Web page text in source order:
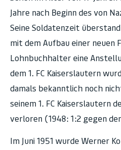
Jahre nach Beginn des von
Seine Soldatenzeit
mit dem Aufbau einer
Lohnbuchhalter eine
dem 1. FC Kaiserslautern
damals bekanntlich noch
seinem 1. FC Kaiserslautern
verloren (1948: 1:2 gegen
Im Juni 1951 wurde Werner